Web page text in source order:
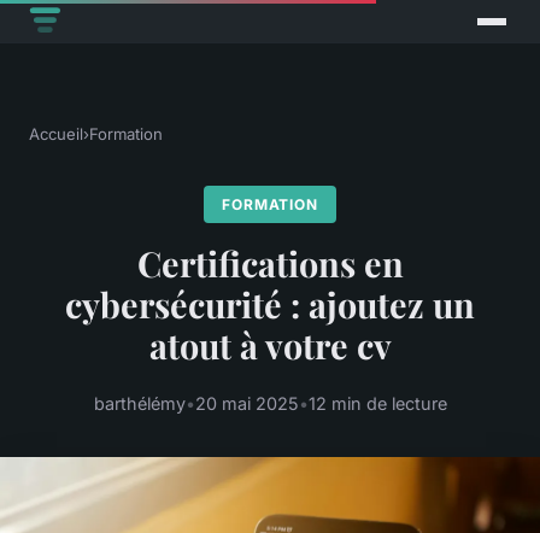
Accueil›Formation
FORMATION
Certifications en
cybersécurité : ajoutez un
atout à votre cv
barthélémy•20 mai 2025•12 min de lecture